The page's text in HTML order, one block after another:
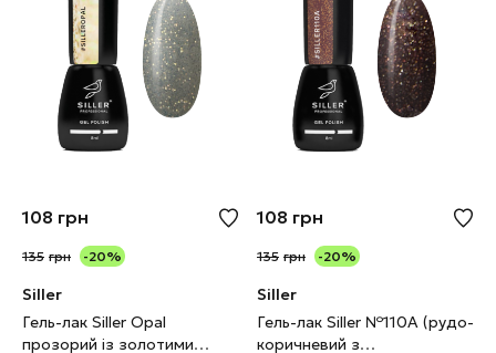
108 грн
135 грн -20%
Siller
Гель-лак Siller Opal
прозорий із золотими
108 грн
135 грн -20%
Siller
Гель-лак Siller №110А (рудо-
коричневий з